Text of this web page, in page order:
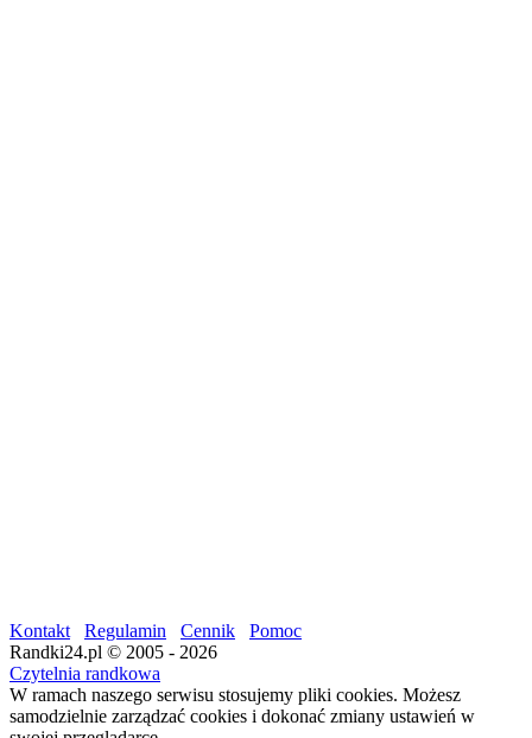
Kontakt Regulamin Cennik
Pomoc
Randki24.pl © 2005 - 2026
Czytelnia randkowa
W ramach naszego serwisu stosujemy pliki cookies. Możesz
samodzielnie zarządzać cookies i dokonać zmiany ustawień w